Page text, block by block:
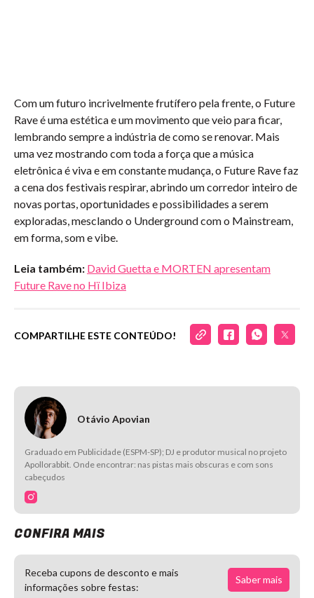
Com um futuro incrivelmente frutífero pela frente, o Future
Rave é uma estética e um movimento que veio para ficar,
lembrando sempre a indústria de como se renovar. Mais
uma vez mostrando com toda a força que a música
eletrônica é viva e em constante mudança, o Future Rave faz
a cena dos festivais respirar, abrindo um corredor inteiro de
novas portas, oportunidades e possibilidades a serem
exploradas, mesclando o Underground com o Mainstream,
em forma, som e vibe.
Leia também: David Guetta e MORTEN apresentam
Future Rave no Hï Ibiza
COMPARTILHE ESTE CONTEÚDO!
Otávio Apovian
Graduado em Publicidade (ESPM-SP); DJ e produtor musical no projeto
Apollorabbit. Onde encontrar: nas pistas mais obscuras e com sons
cabeçudos
CONFIRA MAIS
Receba cupons de desconto e mais
informações sobre festas:
Saber mais